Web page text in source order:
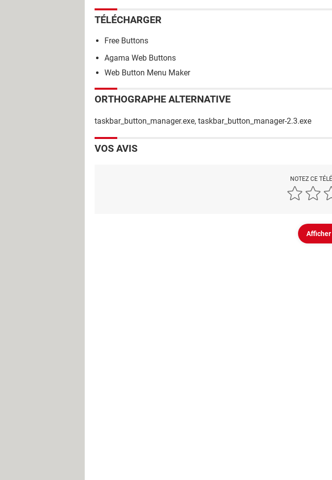
TÉLÉCHARGER
Free Buttons
Agama Web Buttons
Web Button Menu Maker
ORTHOGRAPHE ALTERNATIVE
taskbar_button_manager.exe, taskbar_button_manager-2.3.exe
VOS AVIS
NOTEZ CE